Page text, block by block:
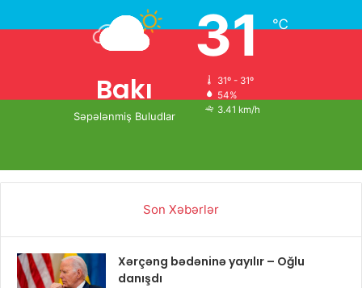
Bakı
Səpələnmiş Buludlar
31℃
31º - 31º
54%
3.41 km/h
Son Xəbərlər
Xərçəng bədəninə yayılır – Oğlu
danışdı